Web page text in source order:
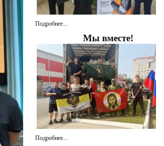
Подробнее...
Мы вместе!
Подробнее...